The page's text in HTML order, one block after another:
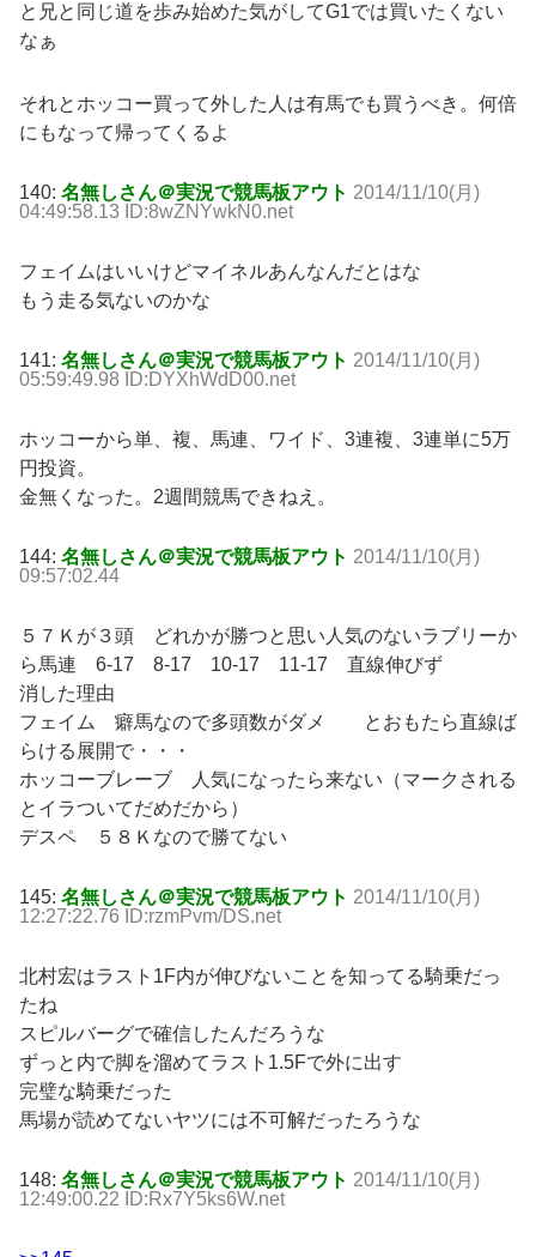
と兄と同じ道を歩み始めた気がしてG1では買いたくない
なぁ
それとホッコー買って外した人は有馬でも買うべき。何倍
にもなって帰ってくるよ
140: 名無しさん＠実況で競馬板アウト 2014/11/10(月)
04:49:58.13 ID:8wZNYwkN0.net
フェイムはいいけどマイネルあんなんだとはな
もう走る気ないのかな
141: 名無しさん＠実況で競馬板アウト 2014/11/10(月)
05:59:49.98 ID:DYXhWdD00.net
ホッコーから単、複、馬連、ワイド、3連複、3連単に5万
円投資。
金無くなった。2週間競馬できねえ。
144: 名無しさん＠実況で競馬板アウト 2014/11/10(月)
09:57:02.44
５７Ｋが３頭 どれかが勝つと思い人気のないラブリーか
ら馬連 6-17 8-17 10-17 11-17 直線伸びず
消した理由
フェイム 癖馬なので多頭数がダメ とおもたら直線ば
らける展開で・・・
ホッコーブレーブ 人気になったら来ない（マークされる
とイラついてだめだから）
デスペ ５８Ｋなので勝てない
145: 名無しさん＠実況で競馬板アウト 2014/11/10(月)
12:27:22.76 ID:rzmPvm/DS.net
北村宏はラスト1F内が伸びないことを知ってる騎乗だっ
たね
スピルバーグで確信したんだろうな
ずっと内で脚を溜めてラスト1.5Fで外に出す
完璧な騎乗だった
馬場が読めてないヤツには不可解だったろうな
148: 名無しさん＠実況で競馬板アウト 2014/11/10(月)
12:49:00.22 ID:Rx7Y5ks6W.net